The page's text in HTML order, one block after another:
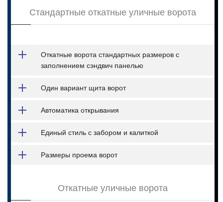
Стандартные откатные уличные ворота
Откатные ворота стандартных размеров с
заполнением сэндвич панелью
Один вариант щита ворот
Автоматика открывания
Единый стиль с забором и калиткой
Размеры проема ворот
Откатные уличные ворота